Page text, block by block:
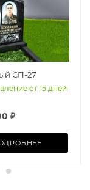
СП-27
от 15 дней
₽